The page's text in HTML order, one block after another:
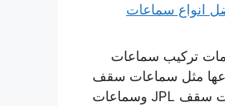
أفضل انواع سماعات
تركيب سماعات
مثل سماعات سقف
بلوتوث وسماعات سقف JPL وسماعات